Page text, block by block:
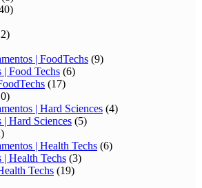
| FoodTechs (9)
| Food Techs (6)
(17)
| Hard Sciences (4)
| Hard Sciences (5)
| Health Techs (6)
| Health Techs (3)
Techs (19)